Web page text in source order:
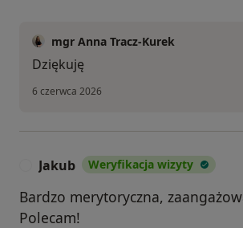
mgr Anna Tracz-Kurek
Dziękuję
6 czerwca 2026
Jakub Weryfikacja wizyty
Bardzo merytoryczna,
Polecam!